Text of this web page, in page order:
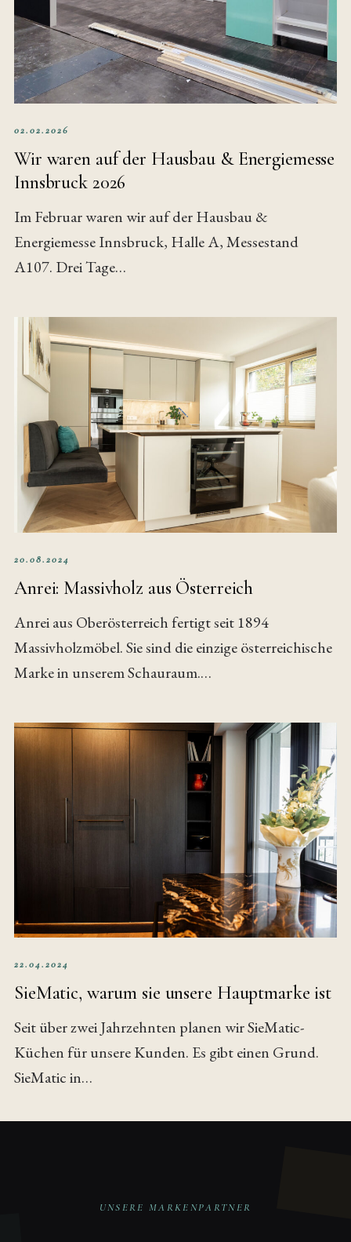
02.02.2026
Wir waren auf der Hausbau & Energiemesse
Innsbruck 2026
Im Februar waren wir auf der Hausbau &
Energiemesse Innsbruck, Halle A, Messestand
A107. Drei Tage…
20.08.2024
Anrei: Massivholz aus Österreich
Anrei aus Oberösterreich fertigt seit 1894
Massivholzmöbel. Sie sind die einzige österreichische
Marke in unserem Schauraum.…
22.04.2024
SieMatic, warum sie unsere Hauptmarke ist
Seit über zwei Jahrzehnten planen wir SieMatic-
Küchen für unsere Kunden. Es gibt einen Grund.
SieMatic in…
UNSERE MARKENPARTNER